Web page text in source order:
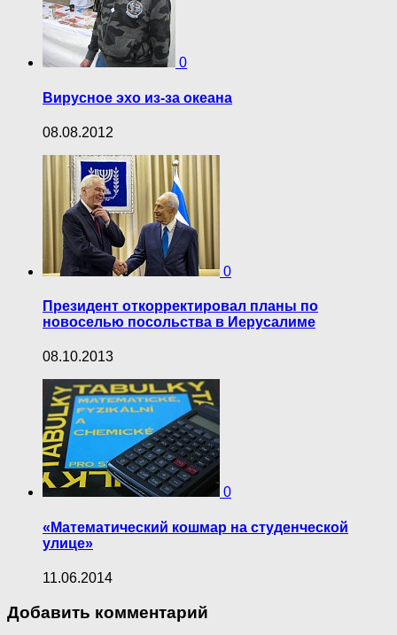
0
Вирусное эхо из-за океана
08.08.2012
0
Президент откорректировал планы по
новоселью посольства в Иерусалиме
08.10.2013
0
«Математический кошмар на студенческой
улице»
11.06.2014
Добавить комментарий